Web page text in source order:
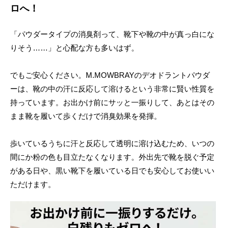
ロへ！
「パウダータイプの消臭剤って、靴下や靴の中が真っ白にな
りそう……」と心配な方も多いはず。
でもご安心ください。M.MOWBRAYのデオドラントパウダ
ーは、靴の中の汗に反応して溶けるという非常に賢い性質を
持っています。お出かけ前にサッと一振りして、あとはその
まま靴を履いて歩くだけで消臭効果を発揮。
歩いているうちに汗と反応して透明に溶け込むため、いつの
間にか粉の色も目立たなくなります。外出先で靴を脱ぐ予定
がある日や、黒い靴下を履いている日でも安心してお使いい
ただけます。